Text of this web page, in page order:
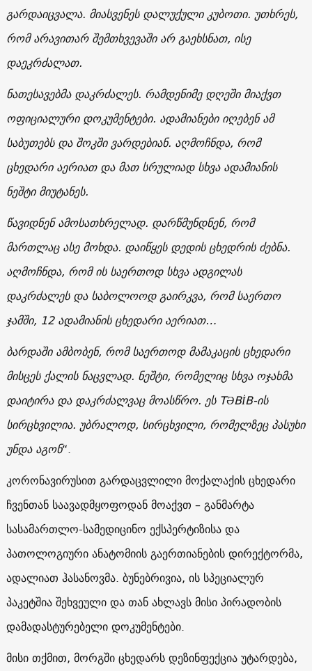
გარდაიცვალა. მიასვენეს დალუქული კუბოთი. უთხრეს,
რომ არავითარ შემთხვევაში არ გაეხსნათ, ისე
დაეკრძალათ.
ნათესავებმა დაკრძალეს. რამდენიმე დღეში მიაქვთ
ოფიციალური დოკუმენტები. ადამიანები იღებენ ამ
საბუთებს და შოკში ვარდებიან. აღმოჩნდა, რომ
ცხედარი აერიათ და მათ სრულიად სხვა ადამიანის
ნეშტი მიუტანეს.
წავიდნენ ამოსათხრელად. დარწმუნდნენ, რომ
მართლაც ასე მოხდა. დაიწყეს დედის ცხედრის ძებნა.
აღმოჩნდა, რომ ის საერთოდ სხვა ადგილას
დაკრძალეს და საბოლოოდ გაირკვა, რომ საერთო
ჯამში, 12 ადამიანის ცხედარი აერიათ…
ბარდაში ამბობენ, რომ საერთოდ მამაკაცის ცხედარი
მისცეს ქალის ნაცვლად. ნეშტი, რომელიც სხვა ოჯახმა
დაიტირა და დაკრძალვაც მოასწრო. ეს TƏBİB-ის
სირცხვილია. უბრალოდ, სირცხვილი, რომელზეც პასუხი
უნდა აგონ“.
კორონავირუსით გარდაცვლილი მოქალაქის ცხედარი
ჩვენთან საავადმყოფოდან მოაქვთ – განმარტა
სასამართლო-სამედიცინო ექსპერტიზისა და
პათოლოგიური ანატომიის გაერთიანების დირექტორმა,
ადალიათ ჰასანოვმა. ბუნებრივია, ის სპეციალურ
პაკეტშია შეხვეული და თან ახლავს მისი პირადობის
დამადასტურებელი დოკუმენტები.
მისი თქმით, მორგში ცხედარს დეზინფექცია უტარდება,